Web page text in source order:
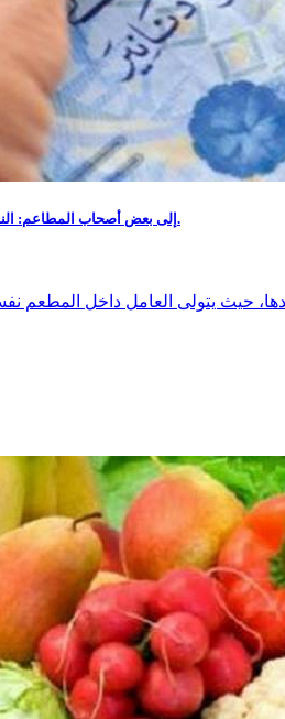
إلى بعض أصحاب المطاعم: النقود تُعد والطعام يُحضّر، لا تجمعوا بين المهمتين.